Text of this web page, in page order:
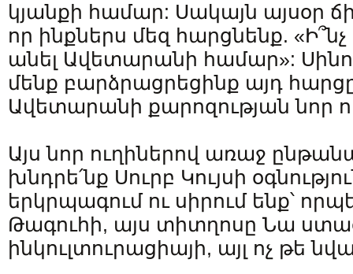
կյանքի համար: Սակայն այսօր
որ ինքներս մեզ հարցնենք.
անել Ավետարանի համար»:
մենք բարձրացրեցինք այդ
Ավետարանի քարոզության նոր
Այս նոր ուղիներով առաջ
խնդրե՛նք Սուրբ Կույսի
երկրպագում ու սիրում ենք՝
Թագուհի, այս տիտղոսը Նա
ինկուլտուրացիայի, այլ ոչ թե